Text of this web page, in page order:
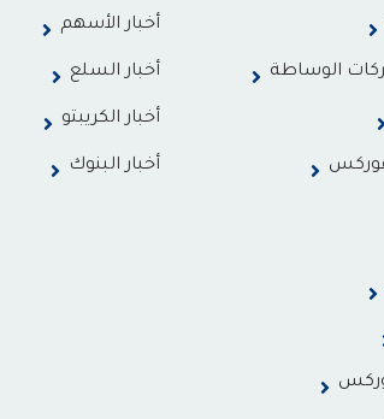
الوساطة
أخبار الأسهم
أخبار السلع
أخبار الكريبتو
أخبار البنوك